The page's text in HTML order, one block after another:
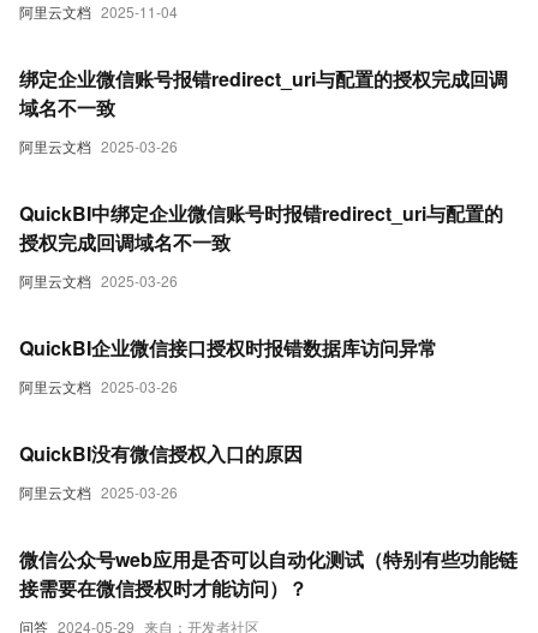
阿里云文档 2025-11-04
阿里云文档 2025-03-26
绑定企业微信账号报错redirect_uri与配置的授权完成回调
域名不一致
阿里云文档 2025-03-26
QuickBI中绑定企业微信账号时报错redirect_uri与配置的
授权完成回调域名不一致
阿里云文档 2025-03-26
QuickBI企业微信接口授权时报错数据库访问异常
阿里云文档 2025-03-26
QuickBI没有微信授权入口的原因
问答 2024-05-29 来自：开发者社区
微信公众号web应用是否可以自动化测试（特别有些功能链
接需要在微信授权时才能访问）？